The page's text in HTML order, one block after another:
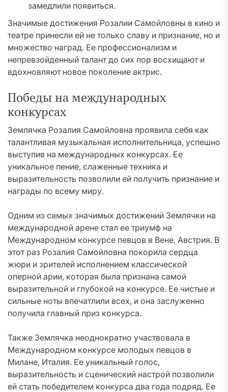
замедлили появиться.
Значимые достижения Розалии Самойловны в кино и
театре принесли ей не только славу и признание, но и
множество наград. Ее профессионализм и
непревзойденный талант до сих пор восхищают и
вдохновляют новое поколение актрис.
Победы на международных
конкурсах
Землячка Розалия Самойловна проявила себя как
талантливая музыкальная исполнительница, успешно
выступив на международных конкурсах. Ее
уникальное пение, слаженные техника и
выразительность позволили ей получить признание и
награды по всему миру.
Одним из самых значимых достижений Землячки на
международной арене стал ее триумф на
Международном конкурсе певцов в Вене, Австрия. В
этот раз Розалия Самойловна покорила сердца
жюри и зрителей исполнением классической
оперной арии, которая была признана самой
выразительной и глубокой на конкурсе. Ее чистые и
сильные ноты впечатлили всех, и она заслуженно
получила главный приз конкурса.
Также Землячка неоднократно участвовала в
Международном конкурсе молодых певцов в
Милане, Италия. Ее уникальный голос,
выразительность и сценический настрой позволили
ей стать победителем конкурса два года подряд. Ее